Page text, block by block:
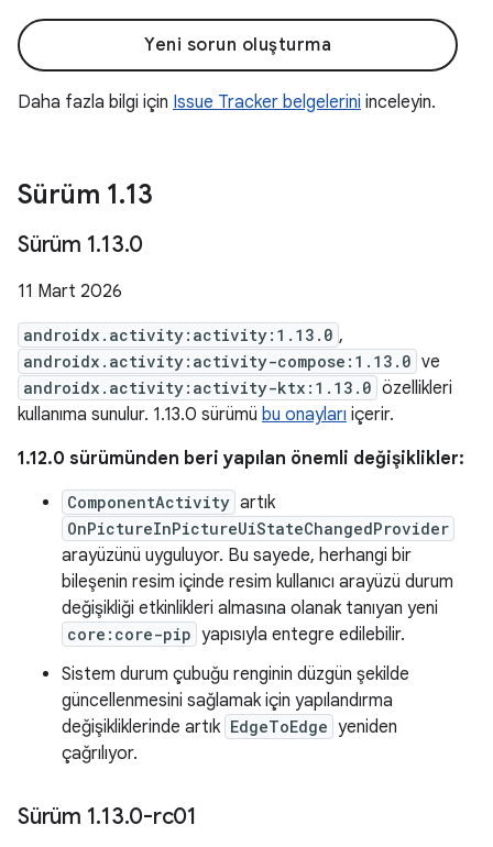
Yeni sorun oluşturma
Daha fazla bilgi için Issue Tracker belgelerini inceleyin.
Sürüm 1.13
Sürüm 1.13.0
11 Mart 2026
androidx.activity:activity:1.13.0 ,
androidx.activity:activity-compose:1.13.0 ve
androidx.activity:activity-ktx:1.13.0 özellikleri
kullanıma sunulur. 1.13.0 sürümü bu onayları içerir.
1.12.0 sürümünden beri yapılan önemli değişiklikler:
ComponentActivity artık
OnPictureInPictureUiStateChangedProvider
arayüzünü uyguluyor. Bu sayede, herhangi bir
bileşenin resim içinde resim kullanıcı arayüzü durum
değişikliği etkinlikleri almasına olanak tanıyan yeni
core:core-pip yapısıyla entegre edilebilir.
Sistem durum çubuğu renginin düzgün şekilde
güncellenmesini sağlamak için yapılandırma
değişikliklerinde artık EdgeToEdge yeniden
çağrılıyor.
Sürüm 1.13.0-rc01